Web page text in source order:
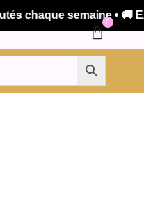
semaine • 🚚
0